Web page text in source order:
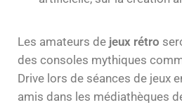
Les amateurs de jeux rétro
des consoles mythiques
Drive lors de séances de jeux
amis dans les médiathèques